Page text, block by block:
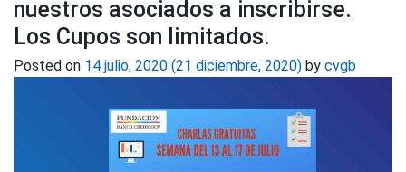
nuestros asociados a inscribirse.
Los Cupos son limitados.
Posted on 14 julio, 2020 (21 diciembre, 2020) by cvgb